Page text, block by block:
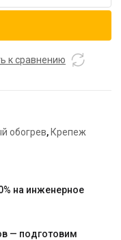
к сравнению
обогрев, Крепеж
на инженерное
— подготовим